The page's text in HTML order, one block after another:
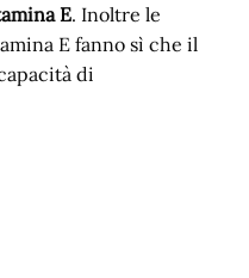
E. Inoltre le
E fanno sì che il
di